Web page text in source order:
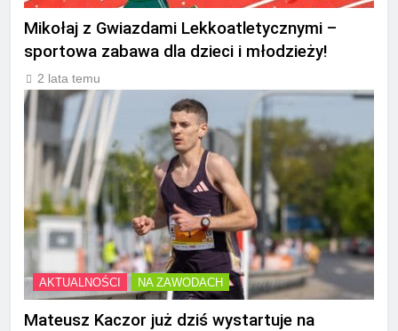
Mikołaj z Gwiazdami Lekkoatletycznymi –
sportowa zabawa dla dzieci i młodzieży!
2 lata temu
AKTUALNOŚCI NA ZAWODACH
Mateusz Kaczor już dziś wystartuje na